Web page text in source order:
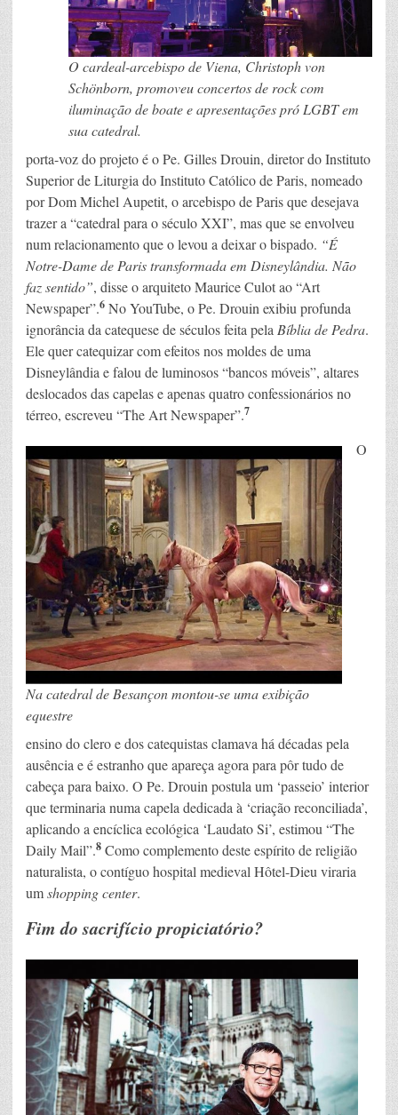
O cardeal-arcebispo de Viena, Christoph von
Schönborn, promoveu concertos de rock com
iluminação de boate e apresentações pró LGBT em
sua catedral.
porta-voz do projeto é o Pe. Gilles Drouin, diretor do Instituto
Superior de Liturgia do Instituto Católico de Paris, nomeado
por Dom Michel Aupetit, o arcebispo de Paris que desejava
trazer a “catedral para o século XXI”, mas que se envolveu
num relacionamento que o levou a deixar o bispado. “É
Notre-Dame de Paris transformada em Disneylândia. Não
faz sentido”, disse o arquiteto Maurice Culot ao “Art
Newspaper”.6 No YouTube, o Pe. Drouin exibiu profunda
ignorância da catequese de séculos feita pelaBíblia de Pedra.
Ele quer catequizar com efeitos nos moldes de uma
Disneylândia e falou de luminosos “bancos móveis”, altares
deslocados das capelas e apenas quatro confessionários no
térreo, escreveu “The Art Newspaper”.7
Na catedral de Besançon montou-se uma exibição
equestre
O
ensino do clero e dos catequistas clamava há décadas pela
ausência e é estranho que apareça agora para pôr tudo de
cabeça para baixo. O Pe. Drouin postula um ‘passeio’ interior
que terminaria numa capela dedicada à ‘criação reconciliada’,
aplicando a encíclica ecológica ‘Laudato Si’, estimou “The
Daily Mail”.8 Como complemento deste espírito de religião
naturalista, o contíguo hospital medieval Hôtel-Dieu viraria
umshopping center.
Fim do sacrifício propiciatório?